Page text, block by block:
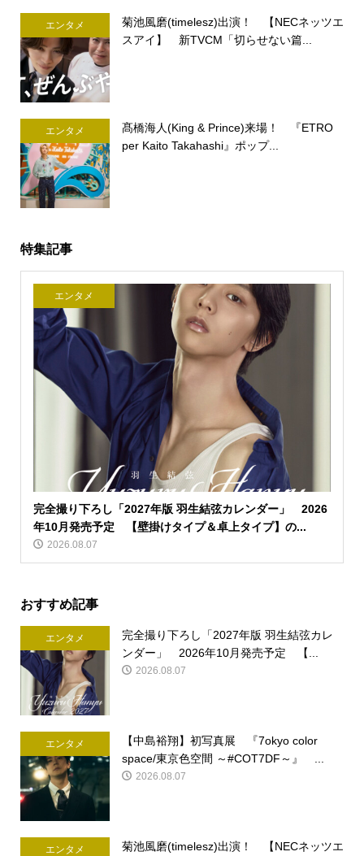
エンタメ
菊池風磨(timelesz)出演！ 【NECネッツエ
スアイ】 新TVCM「切らせない篇...
エンタメ
髙橋海人(King & Prince)来場！ 『ETRO
per Kaito Takahashi』ポップ...
特集記事
エンタメ
完全撮り下ろし「2027年版 羽生結弦カレンダー」 2026
年10月発売予定 【壁掛けタイプ＆卓上タイプ】の...
2026.08.07
おすすめ記事
エンタメ
完全撮り下ろし「2027年版 羽生結弦カレ
ンダー」 2026年10月発売予定 【...
2026.08.07
エンタメ
【中島裕翔】初写真展 『7okyo color
space/東京色空間 ～#COT7DF～』 ...
2026.08.07
エンタメ
菊池風磨(timelesz)出演！ 【NECネッツエ